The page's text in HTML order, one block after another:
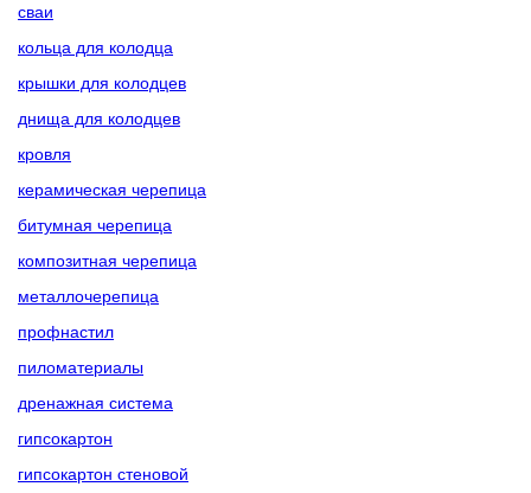
сваи
кольца для колодца
крышки для колодцев
днища для колодцев
кровля
керамическая черепица
битумная черепица
композитная черепица
металлочерепица
профнастил
пиломатериалы
дренажная система
гипсокартон
гипсокартон стеновой